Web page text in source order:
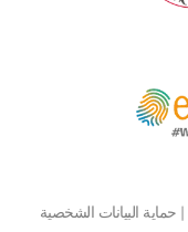
| حماية البيانات الشخصية